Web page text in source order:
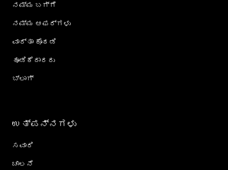
ನಮ್ಮ ಬಗ್ಗೆ
ನಮ್ಮ ಆಫರ್‌ಗಳು
ವಾರ್ತಾ ಕೊಠಡಿ
ಹೂಡಿಕೆದಾರರು
ಬ್ಲಾಗ್
ಉತ್ಪನ್ನಗಳು
ಸವಾರಿ
ಚಾಲನೆ